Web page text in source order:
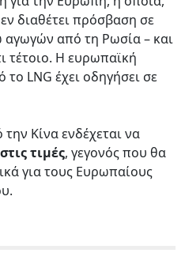
διαθέτει πρόσβαση σε
από τη Ρωσία – και
τέτοιο. Η ευρωπαϊκή
LNG έχει οδηγήσει σε
Κίνα ενδέχεται να
τιμές, γεγονός που θα
για τους Ευρωπαίους